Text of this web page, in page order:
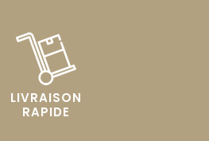
LIVRAISON
RAPIDE